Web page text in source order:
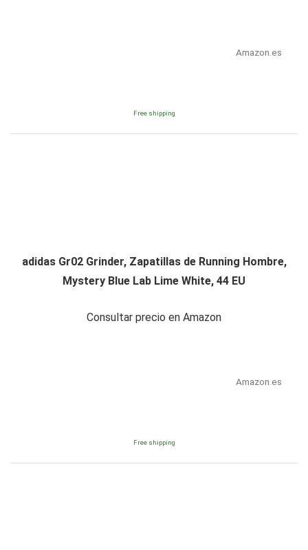
Amazon.es
Free shipping
adidas Gr02 Grinder, Zapatillas de Running Hombre,
Mystery Blue Lab Lime White, 44 EU
Consultar precio en Amazon
Amazon.es
Free shipping